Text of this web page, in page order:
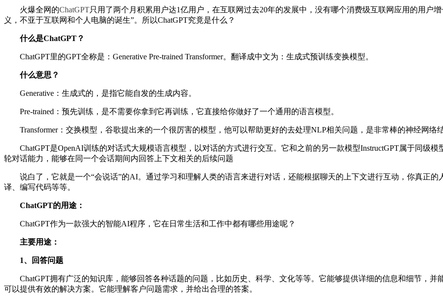
火爆全网的ChatGPT只用了两个月积累用户达1亿用户，在互联网过去20年的发展中，没有哪个消费级互联网应用的用户
义，不亚于互联网和个人电脑的诞生”。所以ChatGPT究竟是什么？
什么是ChatGPT？
ChatGPT里的GPT全称是：Generative Pre-trained Transformer。翻译成中文为：生成式预训练变换模型。
什么意思？
Generative：生成式的，是指它能自发的生成内容。
Pre-trained：预先训练，是不需要你拿到它再训练，它直接给你做好了一个通用的语言模型。
Transformer：交换模型，谷歌提出来的一个很厉害的模型，他可以帮助更好的去处理NLP相关问题，是非常棒的神经网络结
ChatGPT是OpenAI训练的对话式大规模语言模型，以对话的方式进行交互。它和之前的另一款模型InstructGPT属于同级
轮对话能力，能够在同一个会话期间内回答上下文相关的后续问题
说白了，它就是一个“会说话”的AI。通过学习和理解人类的语言来进行对话，还能根据聊天的上下文进行互动，你真正
译、编写代码等等。
ChatGPT的用途：
ChatGPT作为一款强大的智能AI程序，它在日常生活和工作中都有哪些用途呢？
主要用途：
1、回答问题
ChatGPT拥有广泛的知识库，能够回答各种话题的问题，比如历史、科学、文化等等。它能够提供详细的信息和细节，
可以提供有效的解决方案。它能理解客户问题需求，并给出合理的答案。